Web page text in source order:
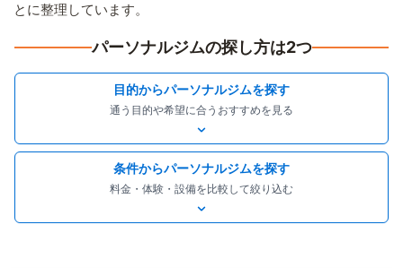
とに整理しています。
パーソナルジムの探し方は2つ
目的からパーソナルジムを探す
通う目的や希望に合うおすすめを見る
条件からパーソナルジムを探す
料金・体験・設備を比較して絞り込む